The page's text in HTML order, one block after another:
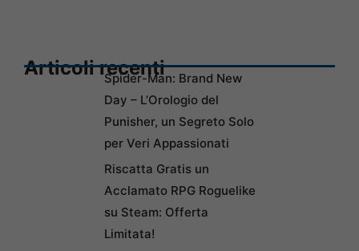
Articoli recentiSpider-Man: Brand New
Day – L’Orologio del
Punisher, un Segreto Solo
per Veri Appassionati
Riscatta Gratis un
Acclamato RPG Roguelike
su Steam: Offerta
Limitata!